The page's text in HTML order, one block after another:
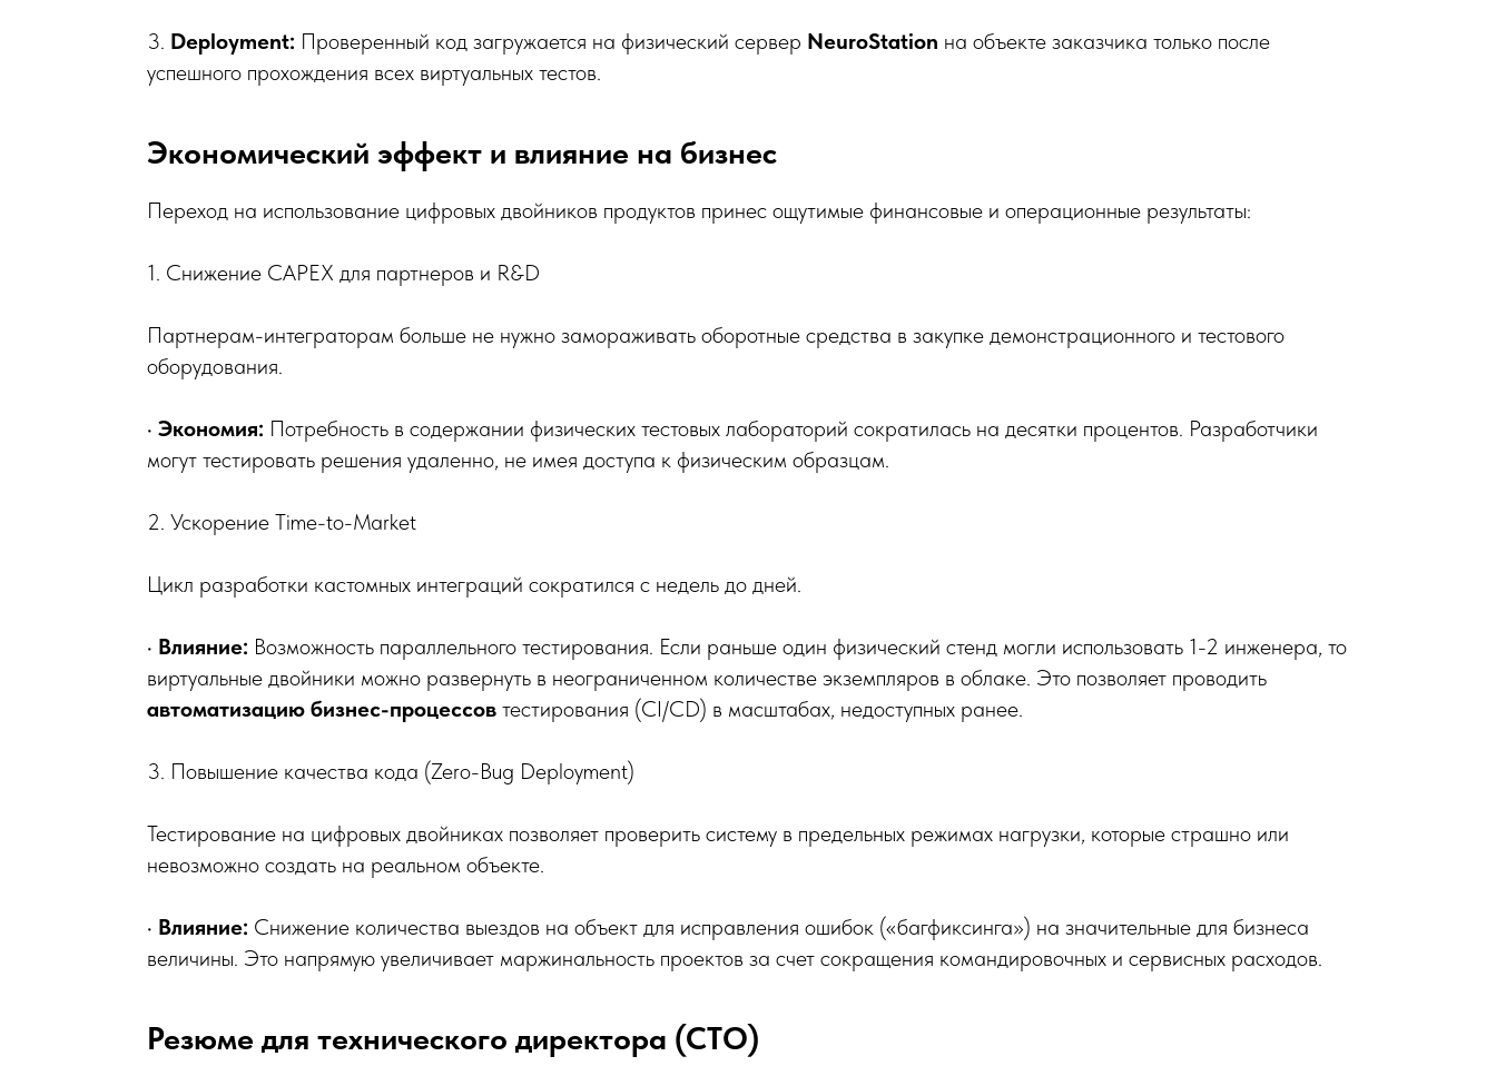
3. Deployment: Проверенный код загружается на физический сервер NeuroStation на объекте заказчика только после
успешного прохождения всех виртуальных тестов.
Экономический эффект и влияние на бизнес
Переход на использование цифровых двойников продуктов принес ощутимые финансовые и операционные результаты:
1. Снижение CAPEX для партнеров и R&D
Партнерам-интеграторам больше не нужно замораживать оборотные средства в закупке демонстрационного и тестового
оборудования.
• Экономия: Потребность в содержании физических тестовых лабораторий сократилась на десятки процентов. Разработчики
могут тестировать решения удаленно, не имея доступа к физическим образцам.
2. Ускорение Time-to-Market
Цикл разработки кастомных интеграций сократился с недель до дней.
• Влияние: Возможность параллельного тестирования. Если раньше один физический стенд могли использовать 1-2 инженера, то
виртуальные двойники можно развернуть в неограниченном количестве экземпляров в облаке. Это позволяет проводить
автоматизацию бизнес-процессов тестирования (CI/CD) в масштабах, недоступных ранее.
3. Повышение качества кода (Zero-Bug Deployment)
Тестирование на цифровых двойниках позволяет проверить систему в предельных режимах нагрузки, которые страшно или
невозможно создать на реальном объекте.
• Влияние: Снижение количества выездов на объект для исправления ошибок («багфиксинга») на значительные для бизнеса
величины. Это напрямую увеличивает маржинальность проектов за счет сокращения командировочных и сервисных расходов.
Резюме для технического директора (CTO)